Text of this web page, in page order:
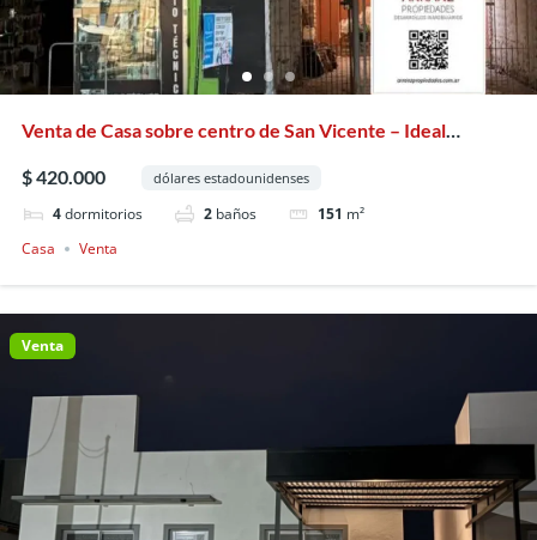
Venta de Casa sobre centro de San Vicente – Ideal
$ 420.000
dólares estadounidenses
4dormitorios 2 baños 151 m²
Casa
Venta
Venta